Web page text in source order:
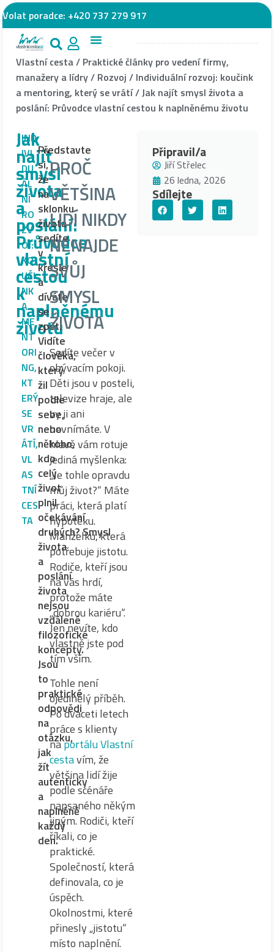
Volat poradce: +420 737 279 917
Vlastní cesta/ Praktické články pro vedení firmy,
manažery a lídry/ Rozvoj / Individuální rozvoj: koučink
a mentoring, který se vrátí/Jak najít smysl života a
poslání: Průvodce vlastní cestou k naplněnému životu
Jak
najít
smysl
života
a
poslání:
Průvodce
vlastní
cestou
k
naplněnému
životu
IND
IVI
DU
ÁL
NÍ
RO
ZV
OJ:
KO
UČI
NK
A
ME
NT
ORI
NG,
KT
ERÝ
SE
VR
ÁTÍ,
VL
AS
TNÍ
CES
TA
Představte
si,
že
na
sklonku
života
sedíte
v
křesle
a
díváte
se
zpět.
Vidíte
člověka,
který
žil
podle
sebe,
nebo
někoho,
kdo
celý
život
plnil
očekávání
druhých? Smysl
života
a
poslání
života
nejsou
vzdálené
filozofické
koncepty.
Jsou
to
praktické
odpovědi
na
otázku,
jak
žít
autenticky
a
naplněně
každý
den.
PROČ
VĚTŠINA
LIDÍ NIKDY
NENAJDE
SVŮJ
SMYSL
ŽIVOTA
Sedíte večer v
obývacím pokoji.
Děti jsou v posteli,
televize hraje, ale
vy ji ani
nevnímáte. V
hlavě vám rotuje
jediná myšlenka:
„Je tohle opravdu
můj život?“ Máte
práci, která platí
hypotéku.
Manželku, která
potřebuje jistotu.
Rodiče, kteří jsou
na vás hrdí,
protože máte
„dobrou kariéru“.
Jen nevíte, kdo
vlastně jste pod
tím vším.
Tohle není
ojedinělý příběh.
Po dvaceti letech
práce s klienty
naportálu Vlastní
cestavím, že
většina lidí žije
podle scénáře
napsaného někým
jiným. Rodiči, kteří
říkali, co je
praktické.
Společností, která
definovala, co je
úspěch.
Okolnostmi, které
přinesly „jistotu“
místo naplnění.
Připravil/a
Jiří Střelec
26 ledna, 2026
Sdílejte